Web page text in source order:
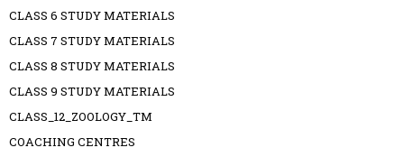
CLASS 6 STUDY MATERIALS
CLASS 7 STUDY MATERIALS
CLASS 8 STUDY MATERIALS
CLASS 9 STUDY MATERIALS
CLASS_12_ZOOLOGY_TM
COACHING CENTRES